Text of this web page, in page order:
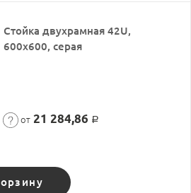
Стойка двухрамная 42U,
600x600, серая
от 21 284,86 Р